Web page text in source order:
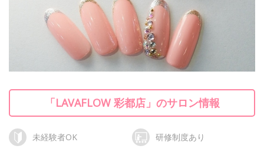
「LAVAFLOW 彩都店」のサロン情報
未経験者OK 研修制度あり